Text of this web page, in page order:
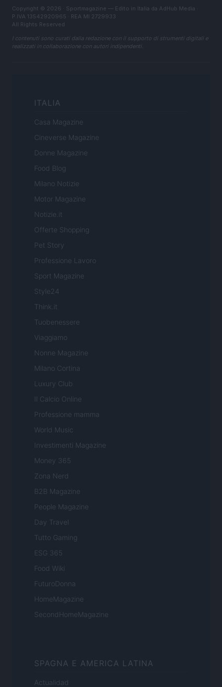
Copyright © 2026 · Sportmagazine — Edito in Italia da AdHub Media
P.IVA 13542920965 · REA MI 2729933
All Rights Reserved
I contenuti sono curati dalla redazione con il supporto di strumenti digitali e
realizzati in collaborazione con autori indipendenti.
ITALIA
Casa Magazine
Cineverse Magazine
Donne Magazine
Food Blog
Milano Notizie
Motor Magazine
Notizie.it
Offerte Shopping
Pet Story
Professione Lavoro
Sport Magazine
Style24
Think.it
Tuobenessere
Viaggiamo
Nonne Magazine
Milano Cortina
Luxury Club
Il Calcio Online
Professione mamma
World Music
Investimenti Magazine
Money 365
Zona Nerd
B2B Magazine
People Magazine
Day Travel
Tutto Gaming
ESG 365
Food Wiki
FuturoDonna
HomeMagazine
SecondHomeMagazine
SPAGNA E AMERICA LATINA
Actualidad